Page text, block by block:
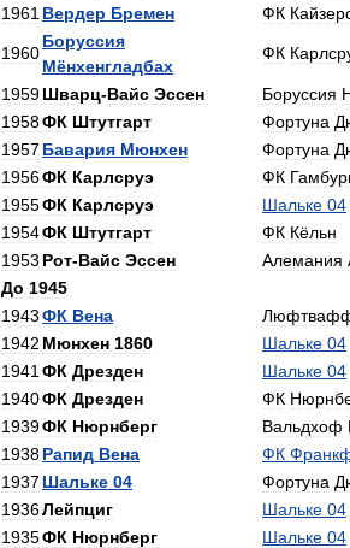
1961 Вердер Бремен ФК
1960
Боруссия
Мёнхенгладбах
ФК
1959Шварц-Вайс Эссен Боруссия
1958ФК Штутгарт Фортуна
1957 Бавария Мюнхен Фортуна
1956ФК Карлсруэ ФК
1955ФК Карлсруэ Шальке 04
1954ФК Штутгарт ФК Кёльн
1953 Рот-Вайс Эссен Алемания
До 1945
1943ФК Вена
1942 Мюнхен 1860 Шальке 04
1941 ФК Дрезден Шальке 04
1940ФК Дрезден ФК
1939ФК Нюрнберг Вальдхоф
1938Рапид Вена ФК
1937 Шальке 04 Фортуна
1936Лейпциг Шальке 04
1935ФК Нюрнберг Шальке 04